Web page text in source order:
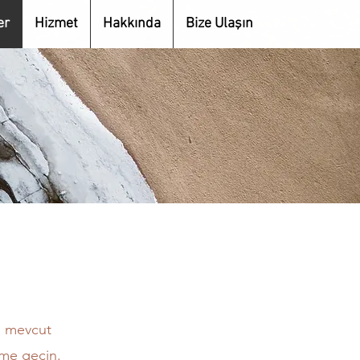
Hizmet Hakkında Bize Ulaşın
mevcut
geçin.